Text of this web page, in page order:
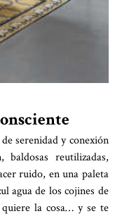
serenidad y conexión
reutilizadas,
ruido, en una paleta
agua de los cojines de
la cosa… y se te